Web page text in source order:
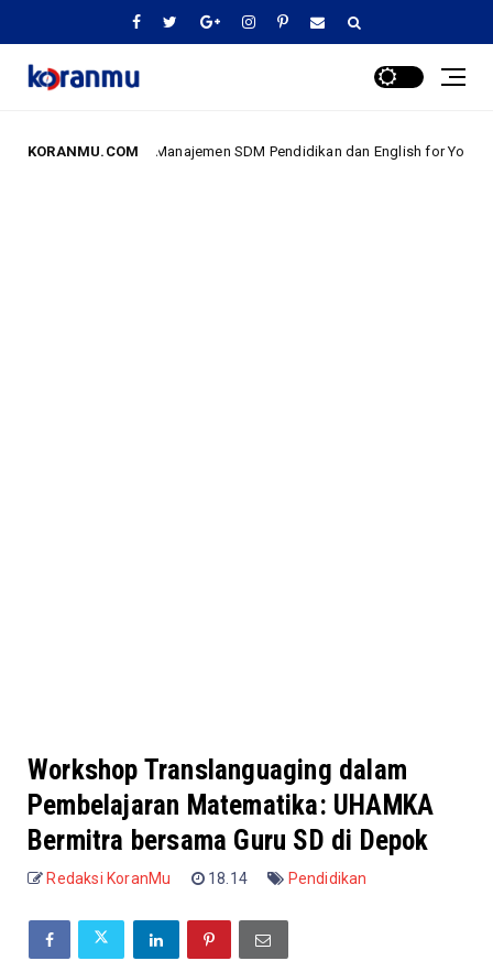
KORANMU.COM
Manajemen SDM Pendidikan dan English for Young Learners di SDIT
Workshop Translanguaging dalam
Pembelajaran Matematika: UHAMKA
Bermitra bersama Guru SD di Depok
Redaksi KoranMu 18.14 Pendidikan